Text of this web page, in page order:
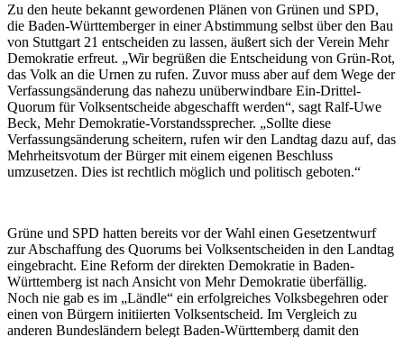
Zu den heute bekannt gewordenen Plänen von Grünen und SPD,
die Baden-Württemberger in einer Abstimmung selbst über den Bau
von Stuttgart 21 entscheiden zu lassen, äußert sich der Verein Mehr
Demokratie erfreut. „Wir begrüßen die Entscheidung von Grün-Rot,
das Volk an die Urnen zu rufen. Zuvor muss aber auf dem Wege der
Verfassungsänderung das nahezu unüberwindbare Ein-Drittel-
Quorum für Volksentscheide abgeschafft werden“, sagt Ralf-Uwe
Beck, Mehr Demokratie-Vorstandssprecher. „Sollte diese
Verfassungsänderung scheitern, rufen wir den Landtag dazu auf, das
Mehrheitsvotum der Bürger mit einem eigenen Beschluss
umzusetzen. Dies ist rechtlich möglich und politisch geboten.“
Grüne und SPD hatten bereits vor der Wahl einen Gesetzentwurf
zur Abschaffung des Quorums bei Volksentscheiden in den Landtag
eingebracht. Eine Reform der direkten Demokratie in Baden-
Württemberg ist nach Ansicht von Mehr Demokratie überfällig.
Noch nie gab es im „Ländle“ ein erfolgreiches Volksbegehren oder
einen von Bürgern initiierten Volksentscheid. Im Vergleich zu
anderen Bundesländern belegt Baden-Württemberg damit den